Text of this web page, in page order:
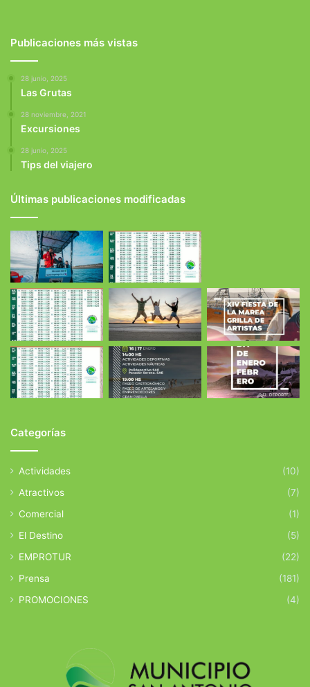
Publicaciones más vistas
28 junio, 2025
Las Grutas
28 noviembre, 2021
Excursiones
28 junio, 2025
Tips del viajero
Últimas publicaciones modificadas
Categorías
Actividades
(10)
Atractivos
(7)
Comercial
(1)
El Destino
(5)
EMPROTUR
(22)
Prensa
(181)
PROMOCIONES
(4)